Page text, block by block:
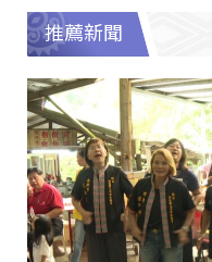
推薦新聞